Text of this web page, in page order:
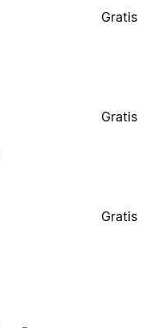
Gratis
Gratis
Gratis